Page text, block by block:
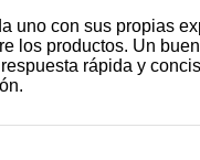
con sus propias
los productos. Un
rápida y